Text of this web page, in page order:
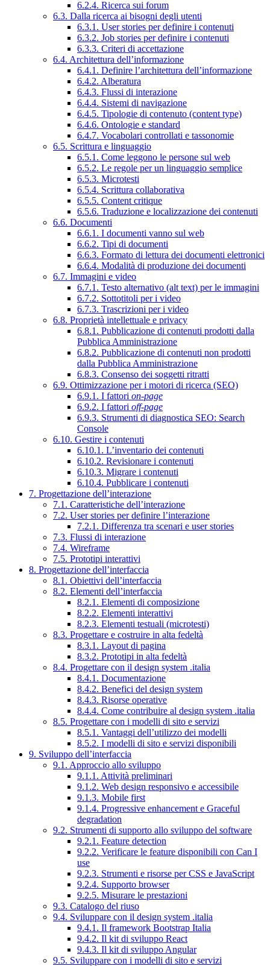
6.2.4. Ricerca sui forum
6.3. Dalla ricerca ai bisogni degli utenti
6.3.1. User stories per definire i contenuti
6.3.2. Job stories per definire i contenuti
6.3.3. Criteri di accettazione
6.4. Architettura dell’informazione
6.4.1. Definire l’architettura dell’informazione
6.4.2. Alberatura
6.4.3. Flussi di interazione
6.4.4. Sistemi di navigazione
6.4.5. Tipologie di contenuto (content type)
6.4.6. Ontologie e standard
6.4.7. Vocabolari controllati e tassonomie
6.5. Scrittura e linguaggio
6.5.1. Come leggono le persone sul web
6.5.2. Le regole per un linguaggio semplice
6.5.3. Microtesti
6.5.4. Scrittura collaborativa
6.5.5. Content critique
6.5.6. Traduzione e localizzazione dei contenuti
6.6. Documenti
6.6.1. I documenti vanno sul web
6.6.2. Tipi di documenti
6.6.3. Formato di lettura dei documenti elettronici
6.6.4. Modalità di produzione dei documenti
6.7. Immagini e video
6.7.1. Testo alternativo (alt text) per le immagini
6.7.2. Sottotitoli per i video
6.7.3. Trascrizioni per i video
6.8. Proprietà intellettuale e privacy
6.8.1. Pubblicazione di contenuti prodotti dalla
Pubblica Amministrazione
6.8.2. Pubblicazione di contenuti non prodotti
dalla Pubblica Amministrazione
6.8.3. Consenso dei soggetti ritratti
6.9. Ottimizzazione per i motori di ricerca (SEO)
6.9.1. I fattori on-page
6.9.2. I fattori off-page
6.9.3. Strumenti di diagnostica SEO: Search
Console
6.10. Gestire i contenuti
6.10.1. L’inventario dei contenuti
6.10.2. Revisionare i contenuti
6.10.3. Migrare i contenuti
6.10.4. Pubblicare i contenuti
7. Progettazione dell’interazione
7.1. Caratteristiche dell’interazione
7.2. User stories per definire l’interazione
7.2.1. Differenza tra scenari e user stories
7.3. Flussi di interazione
7.4. Wireframe
7.5. Prototipi interattivi
8. Progettazione dell’interfaccia
8.1. Obiettivi dell’interfaccia
8.2. Elementi dell’interfaccia
8.2.1. Elementi di composizione
8.2.2. Elementi interattivi
8.2.3. Elementi testuali (microtesti)
8.3. Progettare e costruire in alta fedeltà
8.3.1. Layout di pagina
8.3.2. Prototipi in alta fedeltà
8.4. Progettare con il design system .italia
8.4.1. Documentazione
8.4.2. Benefici del design system
8.4.3. Risorse operative
8.4.4. Come contribuire al design system .italia
8.5. Progettare con i modelli di sito e servizi
8.5.1. Vantaggi dell’utilizzo dei modelli
8.5.2. I modelli di sito e servizi disponibili
9. Sviluppo dell’interfaccia
9.1. Approccio allo sviluppo
9.1.1. Attività preliminari
9.1.2. Web design responsivo e accessibile
9.1.3. Mobile first
9.1.4. Progressive enhancement e Graceful
degradation
9.2. Strumenti di supporto allo sviluppo del software
9.2.1. Feature detection
9.2.2. Verificare le feature disponibili con Can I
use
9.2.3. Strumenti e risorse per CSS e JavaScript
9.2.4. Supporto browser
9.2.5. Misurare le prestazioni
9.3. Catalogo del riuso
9.4. Sviluppare con il design system .italia
9.4.1. Il framework Bootstrap Italia
9.4.2. Il kit di sviluppo React
9.4.3. Il kit di sviluppo Angular
9.5. Sviluppare con i modelli di sito e servizi